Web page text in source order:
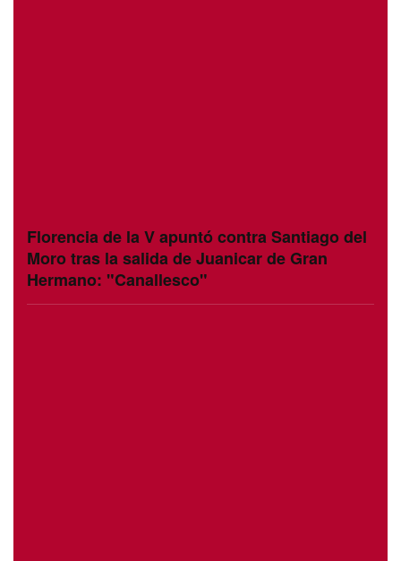
Florencia de la V apuntó contra Santiago del
Moro tras la salida de Juanicar de Gran
Hermano: "Canallesco"